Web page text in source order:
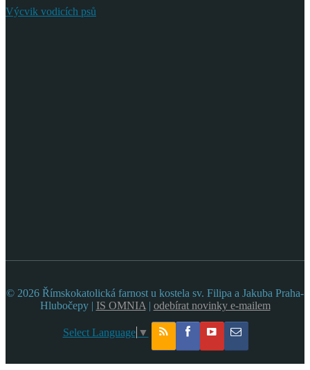
Výcvik vodicích psů
© 2026 Římskokatolická farnost u kostela sv. Filipa a Jakuba Praha-
Hlubočepy | IS OMNIA | odebírat novinky e-mailem
Select Language ▼